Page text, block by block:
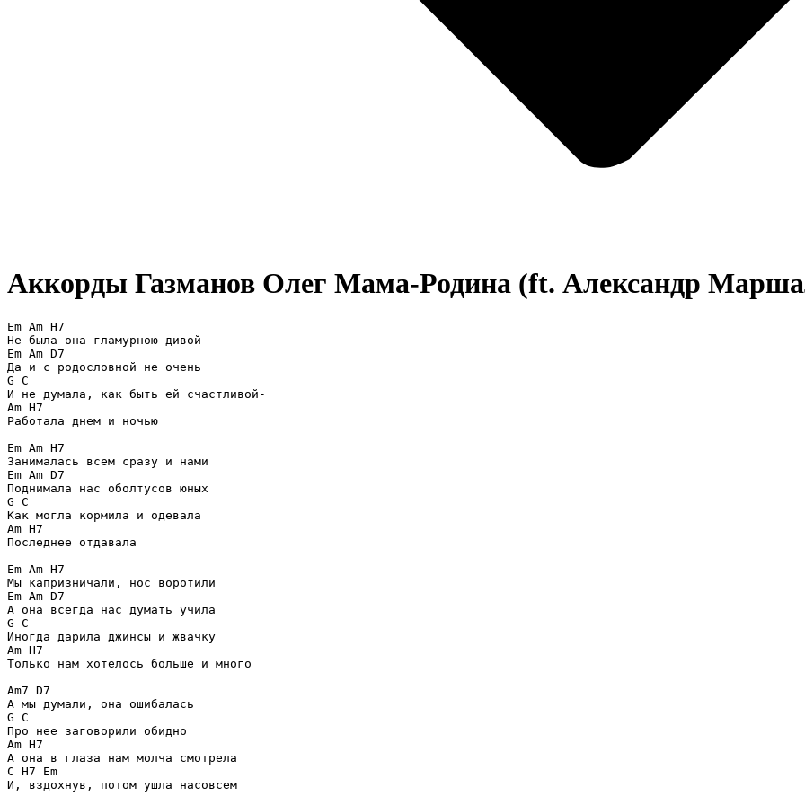
Аккорды Газманов Олег Мама-Родина (ft. Александр
Em Am H7
Не была она гламурною дивой
Em Am D7
Да и с родословной не очень
G C
И не думала, как быть ей счастливой-
Am H7
Работала днем и ночью
Em Am H7
Занималась всем сразу и нами
Em Am D7
Поднимала нас оболтусов юных
G C
Как могла кормила и одевала
Am H7
Последнее отдавала
Em Am H7
Мы капризничали, нос воротили
Em Am D7
А она всегда нас думать учила
G C
Иногда дарила джинсы и жвачку
Am H7
Только нам хотелось больше и много
Am7 D7
А мы думали, она ошибалась
G C
Про нее заговорили обидно
Am H7
А она в глаза нам молча смотрела
C H7 Em
И, вздохнув, потом ушла насовсем